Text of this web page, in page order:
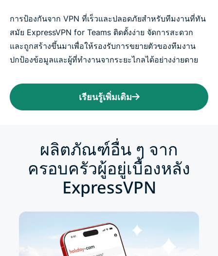
การป้องกันจาก VPN ที่เร็วและปลอดภัยสำหรับทีมงานที่ทัน
สมัย ExpressVPN for Teams ติดตั้งง่าย จัดการสะดวก
และถูกสร้างขึ้นมาเพื่อให้รองรับการขยายตัวของทีมงาน
ปกป้องข้อมูลและผู้ที่ทำงานจากระยะไกลได้อย่างง่ายดาย
เรียนรู้เพิ่มเติม
ผลิตภัณฑ์อื่น ๆ จาก
ครอบครัวผู้อยู่เบื้องหลัง
ExpressVPN